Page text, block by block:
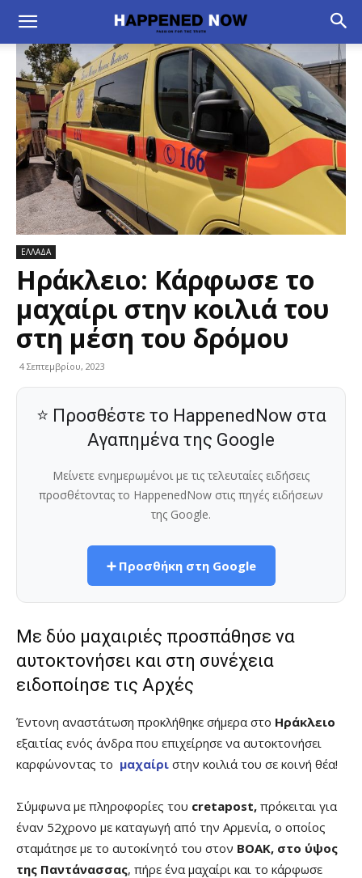
ΕΛΛΑΔΑ
Ηράκλειο: Κάρφωσε το
μαχαίρι στην κοιλιά του
στη μέση του δρόμου
4 Σεπτεμβρίου, 2023
⭐ Προσθέστε το HappenedNow στα
Αγαπημένα της Google
Μείνετε ενημερωμένοι με τις τελευταίες ειδήσεις
προσθέτοντας το HappenedNow στις πηγές ειδήσεων
της Google.
➕ Προσθήκη στη Google
Με δύο μαχαιριές προσπάθησε να
αυτοκτονήσει και στη συνέχεια
ειδοποίησε τις Αρχές
Έντονη αναστάτωση προκλήθηκε σήμερα στο Ηράκλειο
εξαιτίας ενός άνδρα που επιχείρησε να αυτοκτονήσει
καρφώνοντας το μαχαίρι στην κοιλιά του σε κοινή θέα!
Σύμφωνα με πληροφορίες του cretapost, πρόκειται για
έναν 52χρονο με καταγωγή από την Αρμενία, ο οποίος
σταμάτησε με το αυτοκίνητό του στον ΒΟΑΚ, στο ύψος
της Παντάνασσας, πήρε ένα μαχαίρι και το κάρφωσε